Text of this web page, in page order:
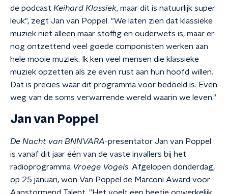
de podcast Keihard Klassiek, maar dit is natuurlijk super
leuk", zegt Jan van Poppel. "We laten zien dat klassieke
muziek niet alleen maar stoffig en ouderwets is, maar er
nog ontzettend veel goede componisten werken aan
hele mooie muziek. Ik ken veel mensen die klassieke
muziek opzetten als ze even rust aan hun hoofd willen.
Dat is precies waar dit programma voor bedoeld is. Even
weg van de soms verwarrende wereld waarin we leven."
Jan van Poppel
De Nacht van BNNVARA-presentator Jan van Poppel
is vanaf dit jaar één van de vaste invallers bij het
radioprogramma Vroege Vogels. Afgelopen donderdag,
op 25 januari, won Van Poppel de Marconi Award voor